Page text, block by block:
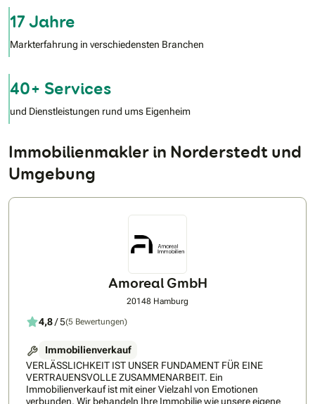
17 Jahre
Markterfahrung in verschiedensten Branchen
40+ Services
und Dienstleistungen rund ums Eigenheim
Immobilienmakler in Norderstedt und
Umgebung
Amoreal GmbH
20148 Hamburg
4,8/ 5(5 Bewertungen)
Immobilienverkauf
VERLÄSSLICHKEIT IST UNSER FUNDAMENT FÜR EINE
VERTRAUENSVOLLE ZUSAMMENARBEIT. Ein
Immobilienverkauf ist mit einer Vielzahl von Emotionen
verbunden. Wir behandeln Ihre Immobilie wie unsere eigene